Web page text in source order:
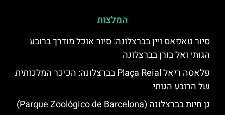
המלצות
סיור טאפאס ויין בברצלונה: סיור אוכל מודרך ברובע
הגותי ואל בורן בברצלונה
פלאסה ריאל Plaça Reial בברצלונה: הכיכר המלכותית
של הרובע הגותי
גן חיות בברצלונה (Parque Zoológico de Barcelona)